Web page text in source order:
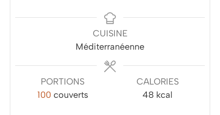
CUISINE
Méditerranéenne
PORTIONS
100 couverts
CALORIES
48 kcal